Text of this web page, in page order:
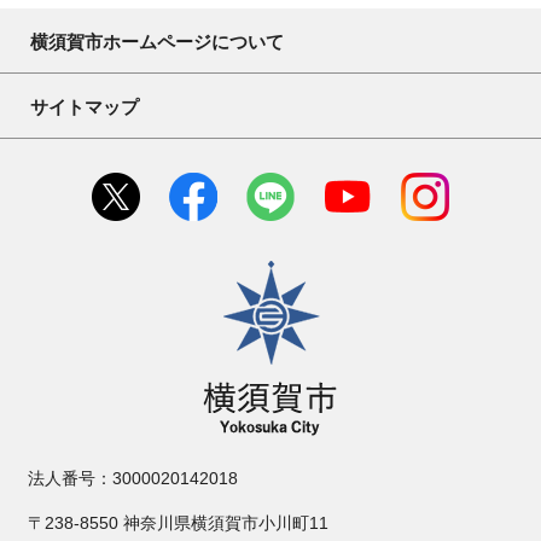
横須賀市ホームページについて
サイトマップ
横須賀市
法人番号：3000020142018
〒238-8550 神奈川県横須賀市小川町11